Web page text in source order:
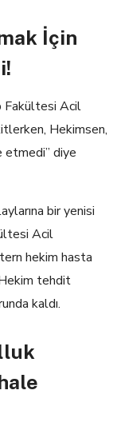
İçin
Fakültesi Acil
Hekimsen,
etmedi” diye
bir yenisi
Acil
hekim hasta
Hekim tehdit
kaldı.